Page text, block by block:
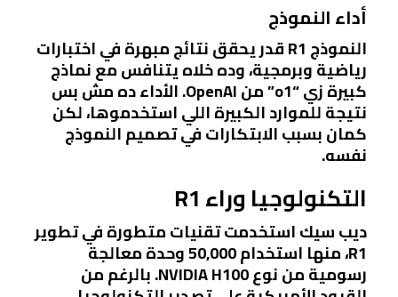
أداء النموذج
النموذج R1 قدر يحقق نتائج مبهرة في اختبارات
رياضية وبرمجية، وده خلاه يتنافس مع نماذج
كبيرة زي “o1” من OpenAI. الأداء ده مش بس
نتيجة للموارد الكبيرة اللي استخدموها، لكن
كمان بسبب الابتكارات في تصميم النموذج
نفسه.
التكنولوجيا وراء R1
ديب سيك استخدمت تقنيات متطورة في تطوير
R1، منها استخدام 50,000 وحدة معالجة
رسومية من نوع NVIDIA H100. بالرغم من